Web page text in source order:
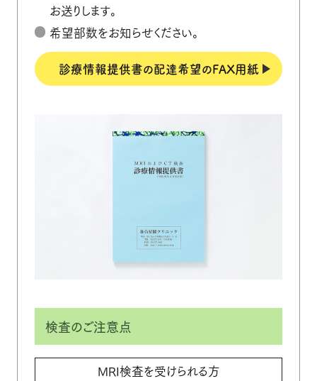
お送りします。
希望部数をお知らせください。
診療情報提供書の配達希望のFAX用紙
検査のご注意点
MRI検査を受けられる方